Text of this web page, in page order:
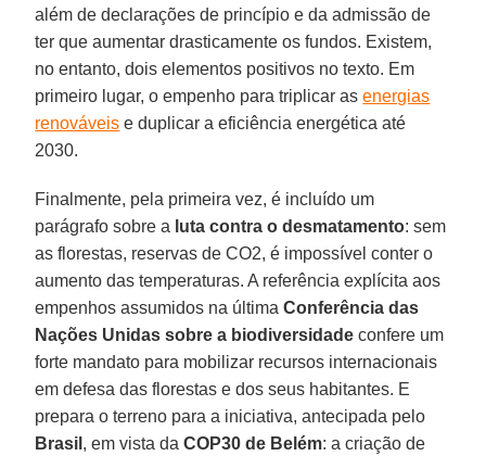
além de declarações de princípio e da admissão de
ter que aumentar drasticamente os fundos. Existem,
no entanto, dois elementos positivos no texto. Em
primeiro lugar, o empenho para triplicar asenergias
renováveis e duplicar a eficiência energética até
2030.
Finalmente, pela primeira vez, é incluído um
parágrafo sobre a luta contra o desmatamento: sem
as florestas, reservas de CO2, é impossível conter o
aumento das temperaturas. A referência explícita aos
empenhos assumidos na últimaConferência das
Nações Unidas sobre a biodiversidade confere um
forte mandato para mobilizar recursos internacionais
em defesa das florestas e dos seus habitantes. E
prepara o terreno para a iniciativa, antecipada pelo
Brasil , em vista daCOP30 de Belém: a criação de